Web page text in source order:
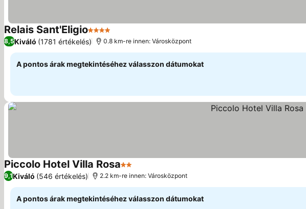
Relais Sant'Eligio4 Kategória
8,5Kiváló (1781 értékelés) 0.8 km-re innen: Városközpont
A pontos árak megtekintéséhez válasszon dátumokat
Piccolo Hotel Villa Rosa2 Kategória
9,1Kiváló (546 értékelés) 2.2 km-re innen: Városközpont
A pontos árak megtekintéséhez válasszon dátumokat